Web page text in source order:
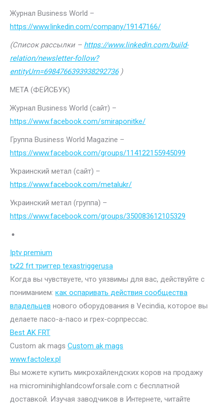
Журнал Business World –
https://www.linkedin.com/company/19147166/
(Список рассылки – https://www.linkedin.com/build-
relation/newsletter-follow?
entityUrn=6984766393938292736)
МЕТА (ФЕЙСБУК)
Журнал Business World (сайт) –
https://www.facebook.com/smiraponitke/
Группа Business World Magazine –
https://www.facebook.com/groups/114122155945099
Украинский метал (сайт) –
https://www.facebook.com/metalukr/
Украинский метал (группа) –
https://www.facebook.com/groups/350083612105329
Iptv premium
tx22 frt триггер texastriggerusa
Когда вы чувствуете, что уязвимы для вас, действуйте с
пониманием: как оспаривать действия сообщества
владельцев нового оборудования в Vecindia, которое вы
делаете пасо-а-пасо и грех-сорпрессас.
Best AK FRT
Custom ak mags Custom ak mags
www.factolex.pl
Вы можете купить микрохайлендских коров на продажу
на microminihighlandcowforsale.com с бесплатной
доставкой. Изучая заводчиков в Интернете, читайте